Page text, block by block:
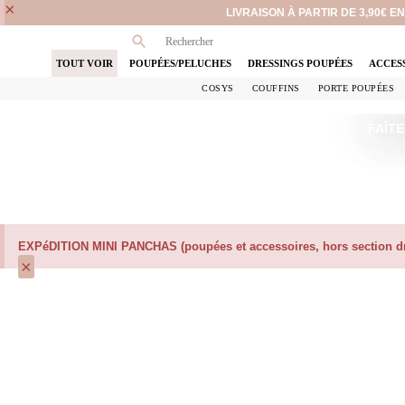
LIVRAISON À PARTIR DE 3,90€
×
TOUT VOIR
POUPÉES/PELUCHES DRESSINGS POUPÉES
COSYS COUFFINS PORTE POUPÉES
EXPéDITION MINI PANCHAS (poupées et accessoires, hors section
×